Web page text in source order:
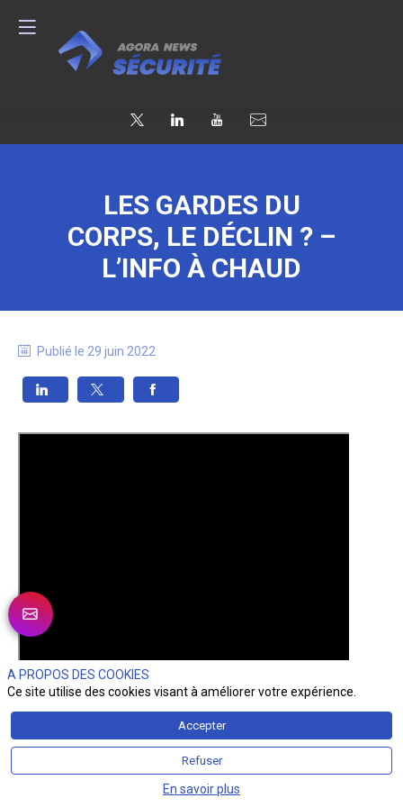
LES GARDES DU
CORPS, LE DÉCLIN ? –
L’INFO À CHAUD
Publié le 29 juin 2022
A PROPOS DES COOKIES
Ce site utilise des cookies visant à améliorer votre expérience.
Accepter
Refuser
En savoir plus